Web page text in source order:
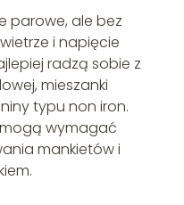
parowe, ale bez
i napięcie
radzą sobie z
mieszanki
typu non iron.
wymagać
mankietów i